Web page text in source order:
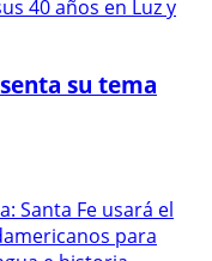
su tema